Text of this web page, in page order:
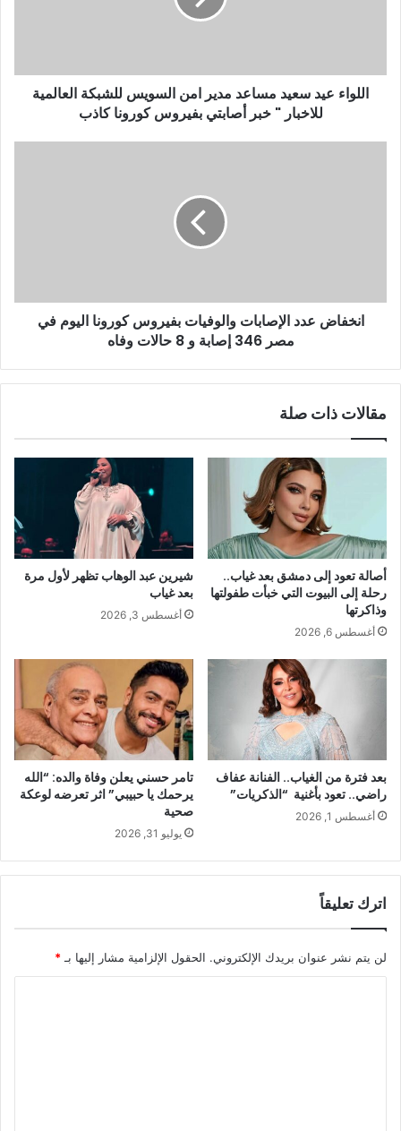
ر
اللواء عيد سعيد مساعد مدير امن السويس للشبكة العالمية
للاخبار " خبر أصابتي بفيروس كورونا كاذب
انخفاض عدد الإصابات والوفيات بفيروس كورونا اليوم في
مصر 346 إصابة و 8 حالات وفاه
مقالات ذات صلة
أصالة تعود إلى دمشق بعد غياب..
رحلة إلى البيوت التي خبأت طفولتها
وذاكرتها
أغسطس 6, 2026
شيرين عبد الوهاب تظهر لأول مرة
بعد غياب
أغسطس 3, 2026
بعد فترة من الغياب.. الفنانة عفاف
راضي.. تعود بأغنية “الذكريات”
أغسطس 1, 2026
تامر حسني يعلن وفاة والده: “الله
يرحمك يا حبيبي” اثر تعرضه لوعكة
صحية
يوليو 31, 2026
اترك تعليقاً
لن يتم نشر عنوان بريدك الإلكتروني. الحقول الإلزامية مشار إليها بـ *